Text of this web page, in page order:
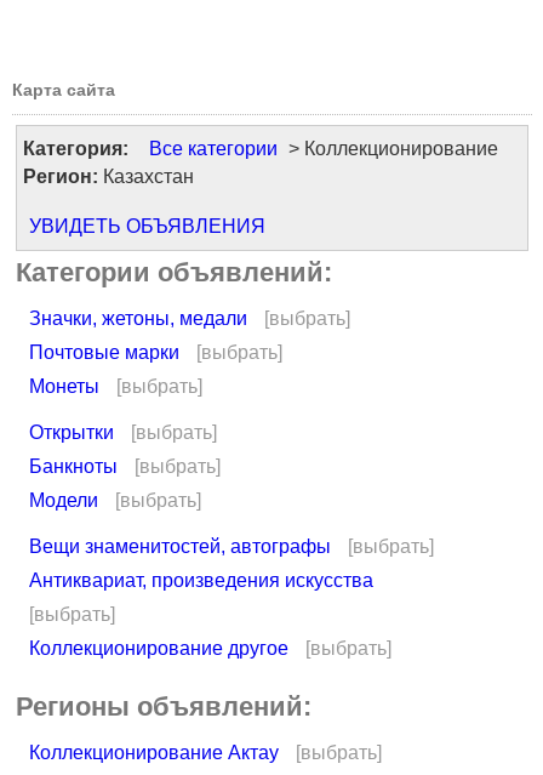
Карта сайта
Категория: Все категории > Коллекционирование
Регион: Казахстан
УВИДЕТЬ ОБЪЯВЛЕНИЯ
Категории объявлений:
Значки, жетоны, медали
[выбрать]
Почтовые марки
[выбрать]
Монеты
[выбрать]
Открытки
[выбрать]
Банкноты
[выбрать]
Модели
[выбрать]
Вещи знаменитостей, автографы
[выбрать]
Антиквариат, произведения искусства
[выбрать]
Коллекционирование другое
[выбрать]
Регионы объявлений:
Коллекционирование Актау
[выбрать]